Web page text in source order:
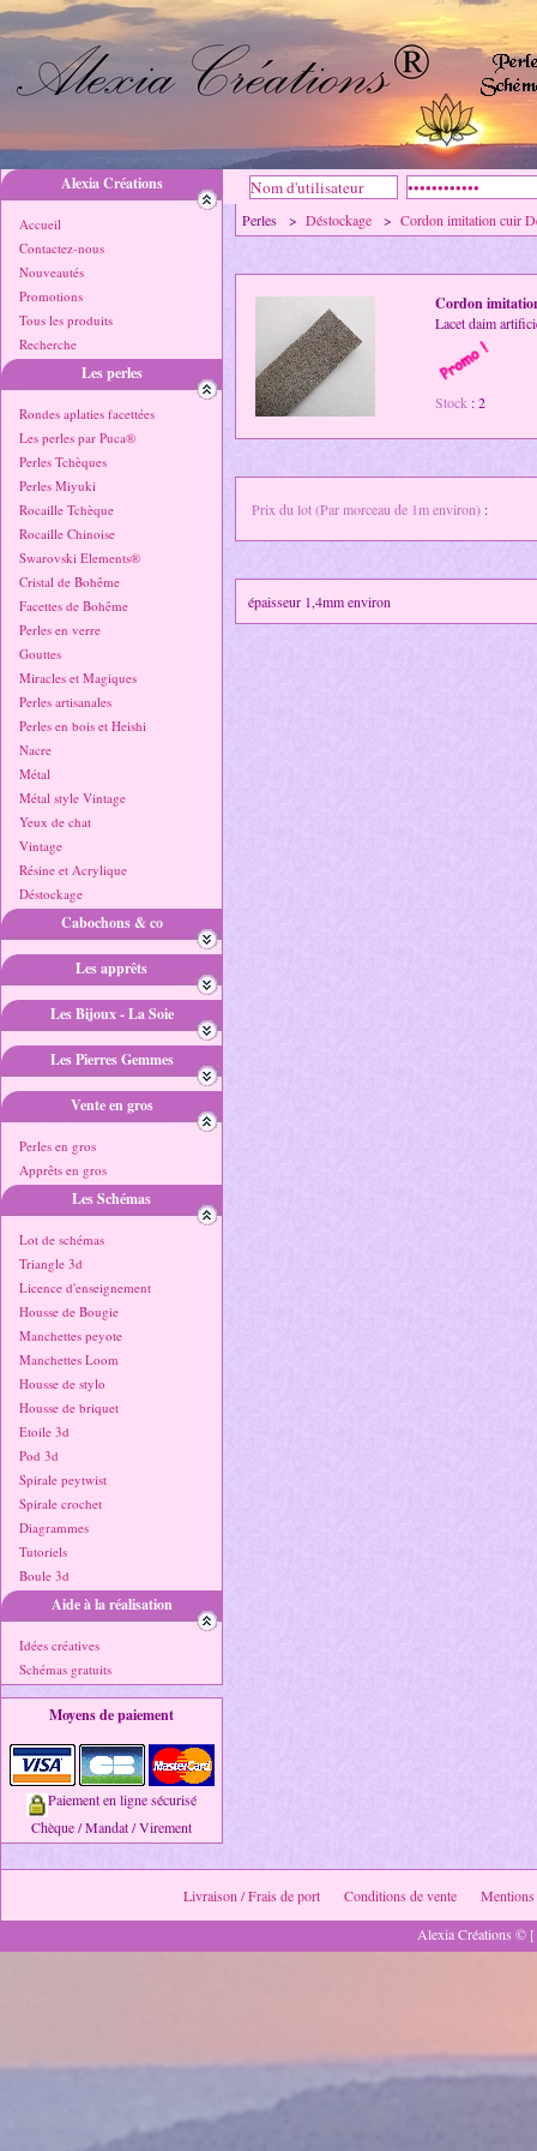
Alexia Créations
Accueil
Contactez-nous
Nouveautés
Promotions
Tous les produits
Recherche
Les perles
Rondes aplaties facettées
Les perles par Puca®
Perles Tchèques
Perles Miyuki
Rocaille Tchèque
Rocaille Chinoise
Swarovski Elements®
Cristal de Bohême
Facettes de Bohême
Perles en verre
Gouttes
Miracles et Magiques
Perles artisanales
Perles en bois et Heishi
Nacre
Métal
Métal style Vintage
Yeux de chat
Vintage
Résine et Acrylique
Déstockage
Cabochons & co
Les apprêts
Les Bijoux - La Soie
Les Pierres Gemmes
Vente en gros
Perles en gros
Apprêts en gros
Les Schémas
Lot de schémas
Triangle 3d
Licence d'enseignement
Housse de Bougie
Manchettes peyote
Manchettes Loom
Housse de stylo
Housse de briquet
Etoile 3d
Pod 3d
Spirale peytwist
Spirale crochet
Diagrammes
Tutoriels
Boule 3d
Aide à la réalisation
Idées créatives
Schémas gratuits
Moyens de paiement
Paiement en ligne sécurisé
Chèque / Mandat / Virement
Perles > Déstockage > Cordon imitation cuir
Cordon
Lacet daim
Stock : 2
Prix du lot (Par morceau de 1m environ) :
épaisseur 1,4mm environ
Livraison / Frais de port Conditions de vente
Mentions
Alexia Créations ©